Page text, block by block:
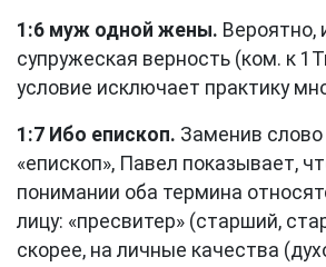
1:6 муж одной жены. Вероятно,
супружеская верность (ком. к
условие исключает практику
1:7 Ибо епископ. Заменив слово
«епископ», Павел показывает,
понимании оба термина
лицу: «пресвитер» (старший,
скорее, на личные качества